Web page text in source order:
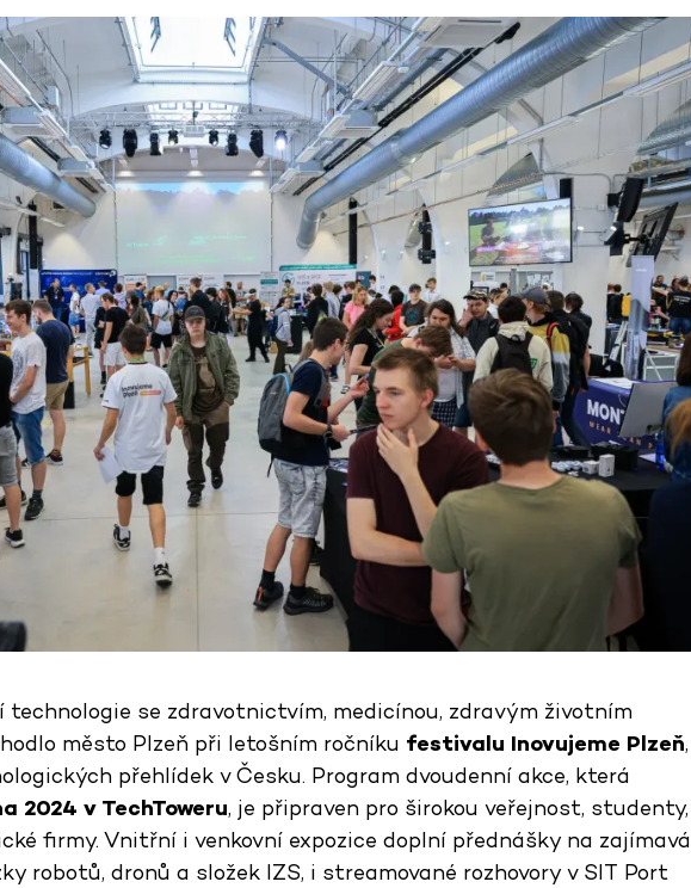
technologie se zdravotnictvím, medicínou, zdravým životním
město Plzeň při letošním ročníku festivalu Inovujeme Plzeň,
přehlídek v Česku. Program dvoudenní akce, která
2024 v TechToweru, je připraven pro širokou veřejnost, studenty,
firmy. Vnitřní i venkovní expozice doplní přednášky na zajímavá
robotů, dronů a složek IZS, i streamované rozhovory v SIT Port